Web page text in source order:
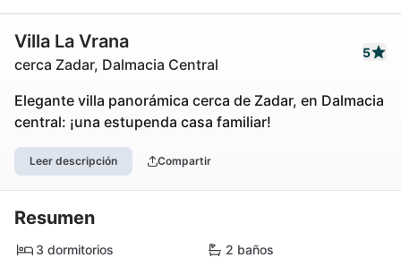
Villa La Vrana
cerca Zadar, Dalmacia Central
5
Elegante villa panorámica cerca de Zadar, en Dalmacia
central: ¡una estupenda casa familiar!
Leer descripción Compartir
Resumen
3 dormitorios
2 baños